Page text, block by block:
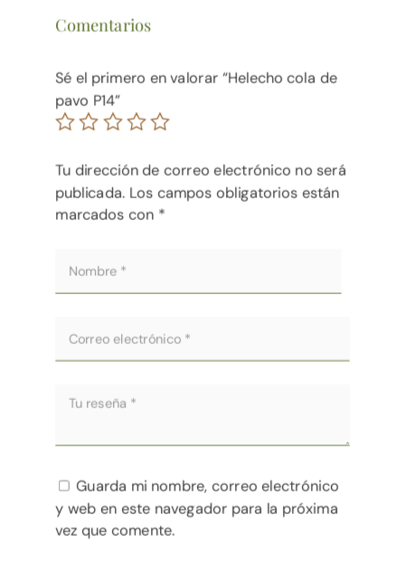
Comentarios
Sé el primero en valorar “Helecho cola de
pavo P14”
Tu dirección de correo electrónico no será
publicada. Los campos obligatorios están
marcados con *
Guarda mi nombre, correo electrónico
y web en este navegador para la próxima
vez que comente.